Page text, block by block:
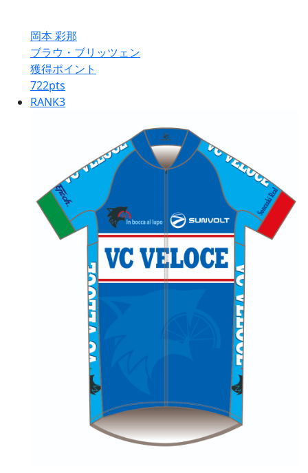
岡本 彩那
ブラウ・ブリッツェン
獲得ポイント
722pts
RANK3